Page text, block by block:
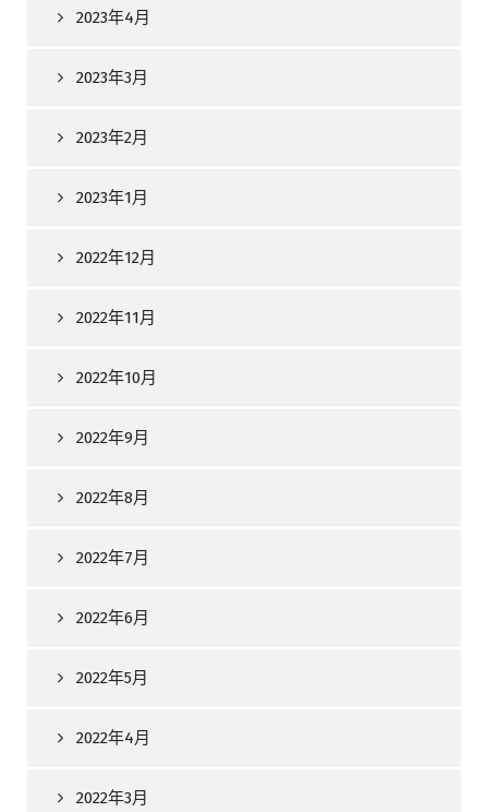
2023年4月
2023年3月
2023年2月
2023年1月
2022年12月
2022年11月
2022年10月
2022年9月
2022年8月
2022年7月
2022年6月
2022年5月
2022年4月
2022年3月